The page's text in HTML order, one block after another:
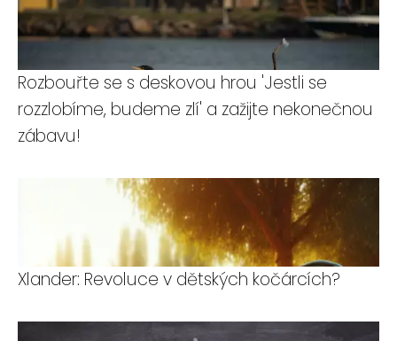
Rozbouřte se s deskovou hrou 'Jestli se
rozzlobíme, budeme zlí' a zažijte nekonečnou
zábavu!
Xlander: Revoluce v dětských kočárcích?